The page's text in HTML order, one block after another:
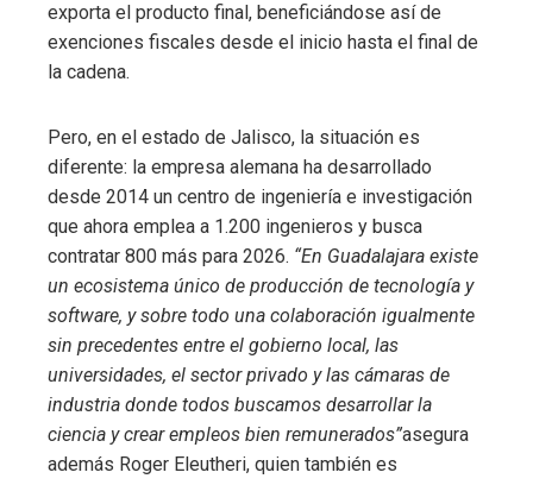
exporta el producto final, beneficiándose así de
exenciones fiscales desde el inicio hasta el final de
la cadena.
Pero, en el estado de Jalisco, la situación es
diferente: la empresa alemana ha desarrollado
desde 2014 un centro de ingeniería e investigación
que ahora emplea a 1.200 ingenieros y busca
contratar 800 más para 2026. “En Guadalajara existe
un ecosistema único de producción de tecnología y
software, y sobre todo una colaboración igualmente
sin precedentes entre el gobierno local, las
universidades, el sector privado y las cámaras de
industria donde todos buscamos desarrollar la
ciencia y crear empleos bien remunerados”asegura
además Roger Eleutheri, quien también es